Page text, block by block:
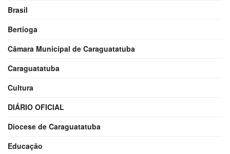
Brasil
Bertioga
Câmara Municipal de Caraguatatuba
Caraguatatuba
Cultura
DIÁRIO OFICIAL
Diocese de Caraguatatuba
Educação